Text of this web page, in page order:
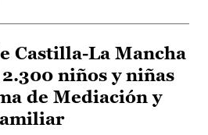
Castilla-La Mancha
niños y niñas
de Mediación y